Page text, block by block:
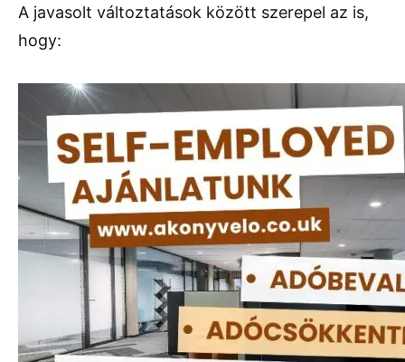
A javasolt változtatások között szerepel az is,
hogy: